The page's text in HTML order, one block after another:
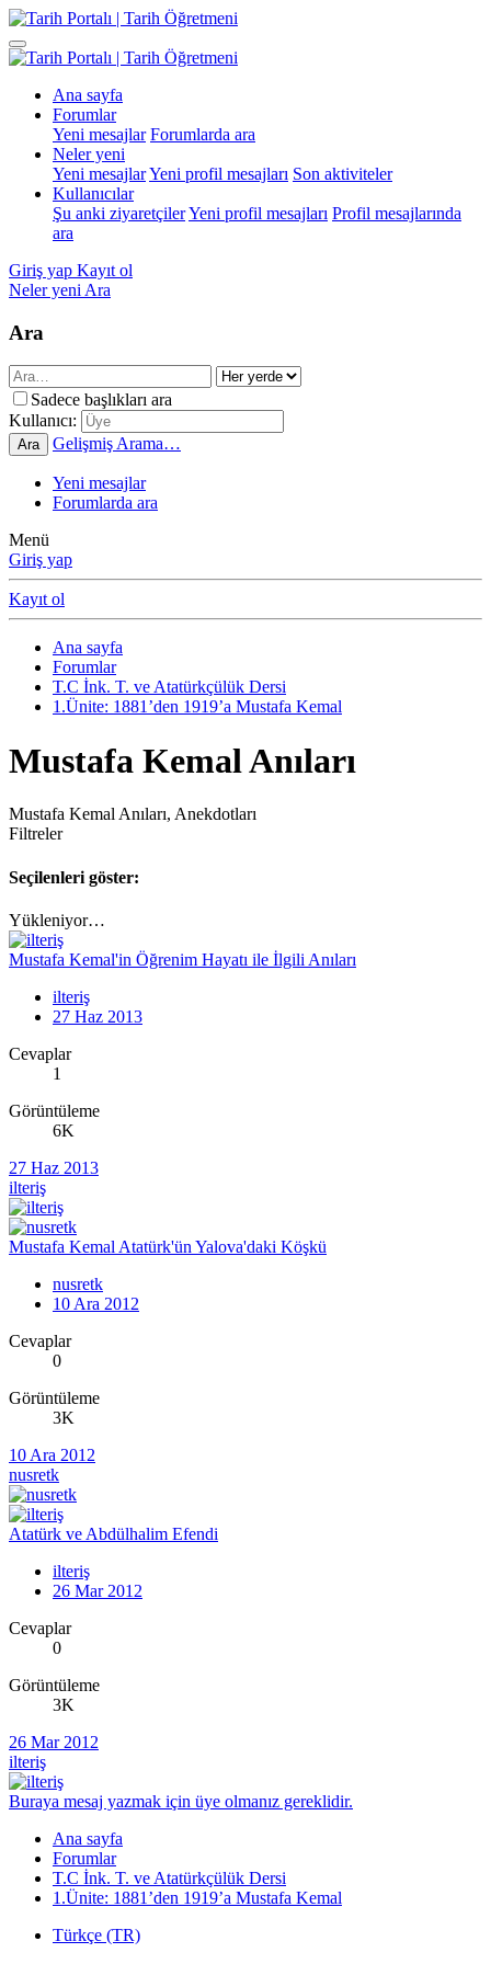
Ana sayfa
Forumlar
Yeni mesajlar Forumlarda ara
Neler yeni
Yeni mesajlarYeni profil mesajları Son aktiviteler
Kullanıcılar
Şu anki ziyaretçilerYeni profil mesajları Profil mesajlarında
ara
Giriş yap Kayıt ol
Neler yeni Ara
Ara
Sadece başlıkları ara
Kullanıcı:
Ara Gelişmiş Arama…
Yeni mesajlar
Forumlarda ara
Menü
Giriş yap
Kayıt ol
Ana sayfa
Forumlar
T.C İnk. T. ve Atatürkçülük Dersi
1.Ünite: 1881’den 1919’a Mustafa Kemal
Mustafa Kemal Anıları
Mustafa Kemal Anıları, Anekdotları
Filtreler
Seçilenleri göster:
Yükleniyor…
Mustafa Kemal'in Öğrenim Hayatı ile İlgili Anıları
ilteriş
27 Haz 2013
Cevaplar
1
Görüntüleme
6K
27 Haz 2013
ilteriş
Mustafa Kemal Atatürk'ün Yalova'daki Köşkü
nusretk
10 Ara 2012
Cevaplar
0
Görüntüleme
3K
10 Ara 2012
nusretk
Atatürk ve Abdülhalim Efendi
ilteriş
26 Mar 2012
Cevaplar
0
Görüntüleme
3K
26 Mar 2012
ilteriş
Buraya mesaj yazmak için üye olmanız gereklidir.
Ana sayfa
Forumlar
T.C İnk. T. ve Atatürkçülük Dersi
1.Ünite: 1881’den 1919’a Mustafa Kemal
Türkçe (TR)